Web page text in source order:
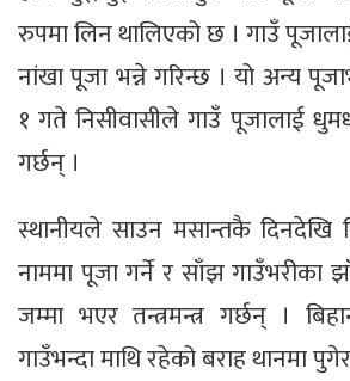
रुपमा लिन थालिएको छ । गाउँ
नांखा पूजा भन्ने गरिन्छ । यो अन्य
१ गते निसीवासीले गाउँ पूजालाई
गर्छन् ।
स्थानीयले साउन मसान्तकै दिनदेखि
नाममा पूजा गर्ने र साँझ गाउँभरीका
जम्मा भएर तन्त्रमन्त्र गर्छन् ।
गाउँभन्दा माथि रहेको बराह थानमा